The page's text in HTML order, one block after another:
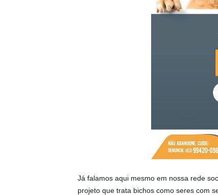
Já falamos aqui mesmo em nossa rede
projeto que trata bichos como seres com